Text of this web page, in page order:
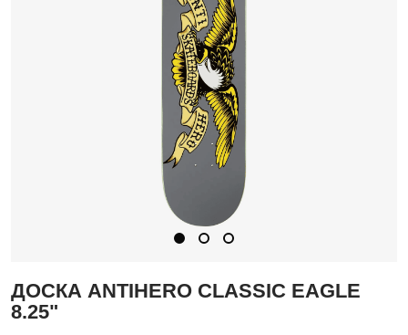
ДОСКА ANTIHERO CLASSIC EAGLE
8.25"